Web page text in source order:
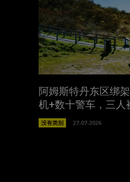
阿姆斯特丹东区绑
机+数十警车，三人
没有类别 27-07-2026